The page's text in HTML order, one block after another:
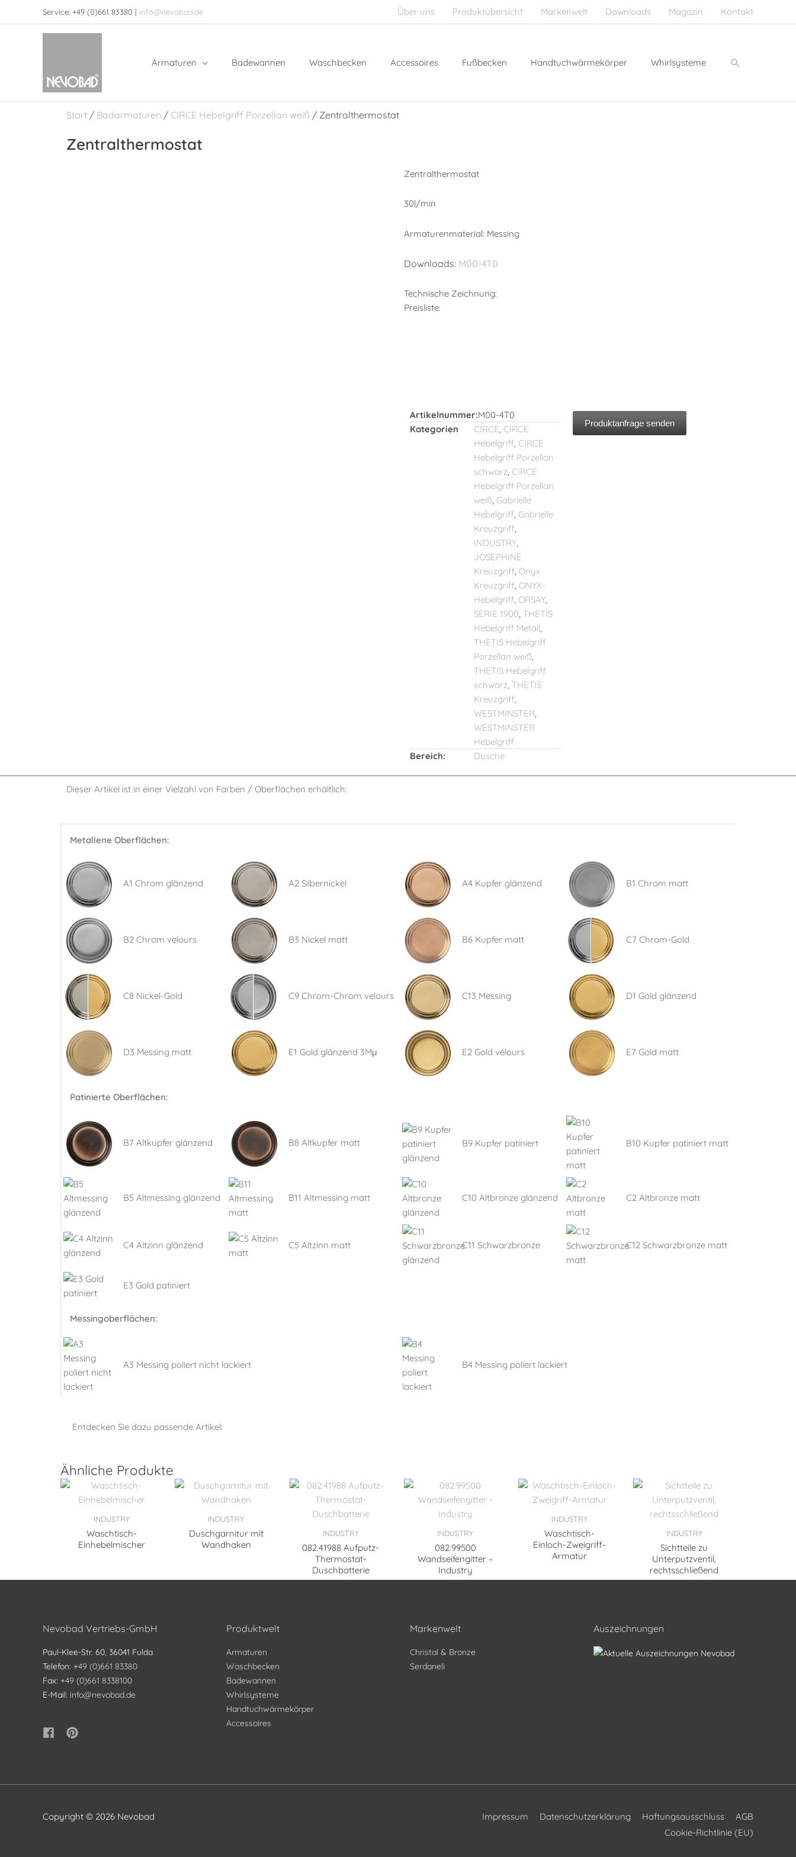
Service: +49 (0)661 83380 | info@nevobad.de Über uns Produktübersicht Markenwelt Downloads Magazin Kontakt
Armaturen Badewannen Waschbecken Accessoires Fußbecken Handtuchwärmekörper Whirlsysteme Suchen
Start / Badarmaturen / CIRCE Hebelgriff Porzellan weiß / Zentralthermostat
Zentralthermostat
Zentralthermostat
30l/min
Armaturenmaterial: Messing
Downloads: M00-4T0
Technische Zeichnung:
Preisliste:
Artikelnummer:M00-4T0
Kategorien
CIRCE CIRCE
Hebelgriff CIRCE
Hebelgriff Porzellan
schwarz CIRCE
Hebelgriff Porzellan
weiß Gabrielle
Hebelgriff Gabrielle
Kreuzgriff
INDUSTRY
JOSEPHINE
Kreuzgriff Onyx
Kreuzgriff ONYX-
Hebelgriff ORSAY
SERIE 1900 THETIS
Hebelgriff Metall
THETIS Hebelgriff
Porzellan weiß
THETIS Hebelgriff
schwarz THETIS
Kreuzgriff
WESTMINSTER
WESTMINSTER
Hebelgriff
Bereich:
Dusche
Produktanfrage senden
Dieser Artikel ist in einer Vielzahl von Farben / Oberflächen erhältlich:
Metallene Oberflächen:
A1 Chrom glänzend A2 Silbernickel A4 Kupfer glänzend B1 Chrom matt
B2 Chrom velours B3 Nickel matt B6 Kupfer matt C7 Chrom-Gold
C8 Nickel-Gold C9 Chrom-Chrom velours C13 Messing D1 Gold glänzend
D3 Messing matt E1 Gold glänzend 3Mμ E2 Gold velours E7 Gold matt
Patinierte Oberflächen:
B7 Altkupfer glänzend B8 Altkupfer matt B9 Kupfer patiniert B10 Kupfer patiniert matt
B5 Altmessing glänzend B11 Altmessing matt C10 Altbronze glänzend C2 Altbronze matt
C4 Altzinn glänzend C5 Altzinn matt C11 Schwarzbronze C12 Schwarzbronze matt
E3 Gold patiniert
Messingoberflächen:
A3 Messing poliert nicht lackiert B4 Messing poliert lackiert
Entdecken Sie dazu passende Artikel:
Ähnliche Produkte
INDUSTRY
Waschtisch-
Einhebelmischer
INDUSTRY
Duschgarnitur mit
Wandhaken
INDUSTRY
082.41988 Aufputz-
Thermostat-
Duschbatterie
INDUSTRY
082.99500
Wandseifengitter –
Industry
INDUSTRY
Waschtisch-
Einloch-Zweigriff-
Armatur
INDUSTRY
Sichtteile zu
Unterputzventil,
rechtsschließend
Nevobad Vertriebs-GmbH
Paul-Klee-Str. 60, 36041 Fulda
Telefon: +49 (0)661 83380
Fax: +49 (0)661 8338100
E-Mail: info@nevobad.de
Produktwelt
Armaturen
Waschbecken
Badewannen
Whirlsysteme
Handtuchwärmekörper
Accessoires
Markenwelt
Christal & Bronze
Serdaneli
Auszeichnungen
Copyright © 2026 Nevobad Impressum Datenschutzerklärung Haftungsausschluss
AGB
Cookie-Richtlinie (EU)